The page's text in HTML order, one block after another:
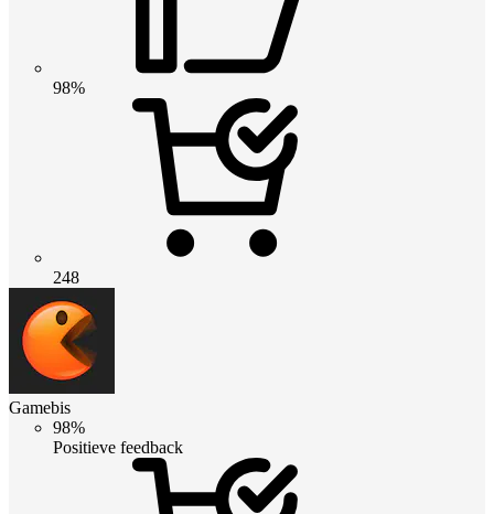
98%
248
Gamebis
98%
Positieve feedback